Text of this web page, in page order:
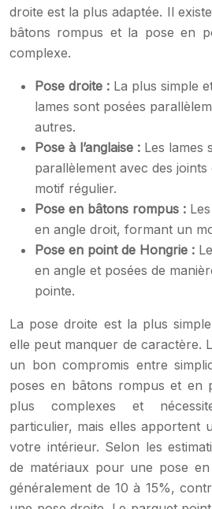
droite est la plus adaptée. Il
bâtons rompus et la pose en
complexe.
Pose droite : La plus simple
lames sont posées
autres.
Pose à l’anglaise : Les lames
parallèlement avec des
motif régulier.
Pose en bâtons rompus :
en angle droit, formant un
Pose en point de Hongrie :
en angle et posées de
pointe.
La pose droite est la plus
elle peut manquer de caractère.
un bon compromis entre
poses en bâtons rompus et en
plus complexes et
particulier, mais elles apportent
votre intérieur. Selon les
de matériaux pour une pose
généralement de 10 à 15%,